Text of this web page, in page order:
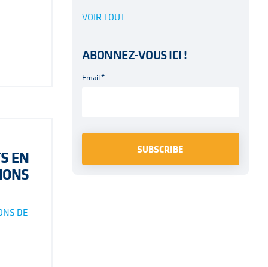
EN
DE
VOIR TOUT
ABONNEZ-VOUS ICI !
Email*